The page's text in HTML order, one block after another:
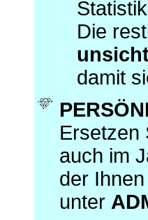
Die
damit
Ersetzen
auch im
der
unter